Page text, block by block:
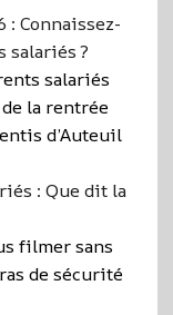
: Connaissez-
salariés ?
salariés
de la rentrée
d’Auteuil
: Que dit la
filmer sans
de sécurité